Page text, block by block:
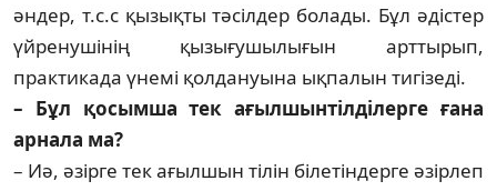
әндер, т.с.с қызықты тәсілдер болады. Бұл әдістер
үйренушінің қызығушылығын арттырып,
практикада үнемі қолдануына ықпалын тигізеді.
– Бұл қосымша тек ағылшынтілділерге ғана
арнала ма?
– Иә, әзірге тек ағылшын тілін білетіндерге әзірлеп